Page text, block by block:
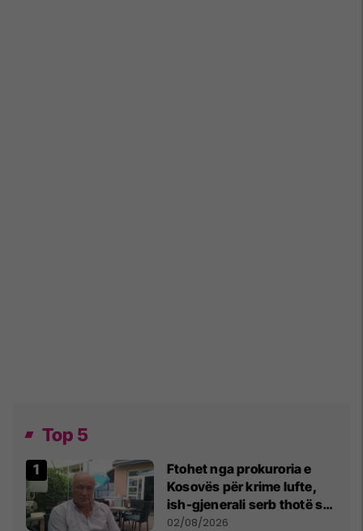
Top 5
Ftohet nga prokuroria e
Kosovës për krime lufte,
ish-gjenerali serb thotë se
dikush e tradhtoi në
02/08/2026